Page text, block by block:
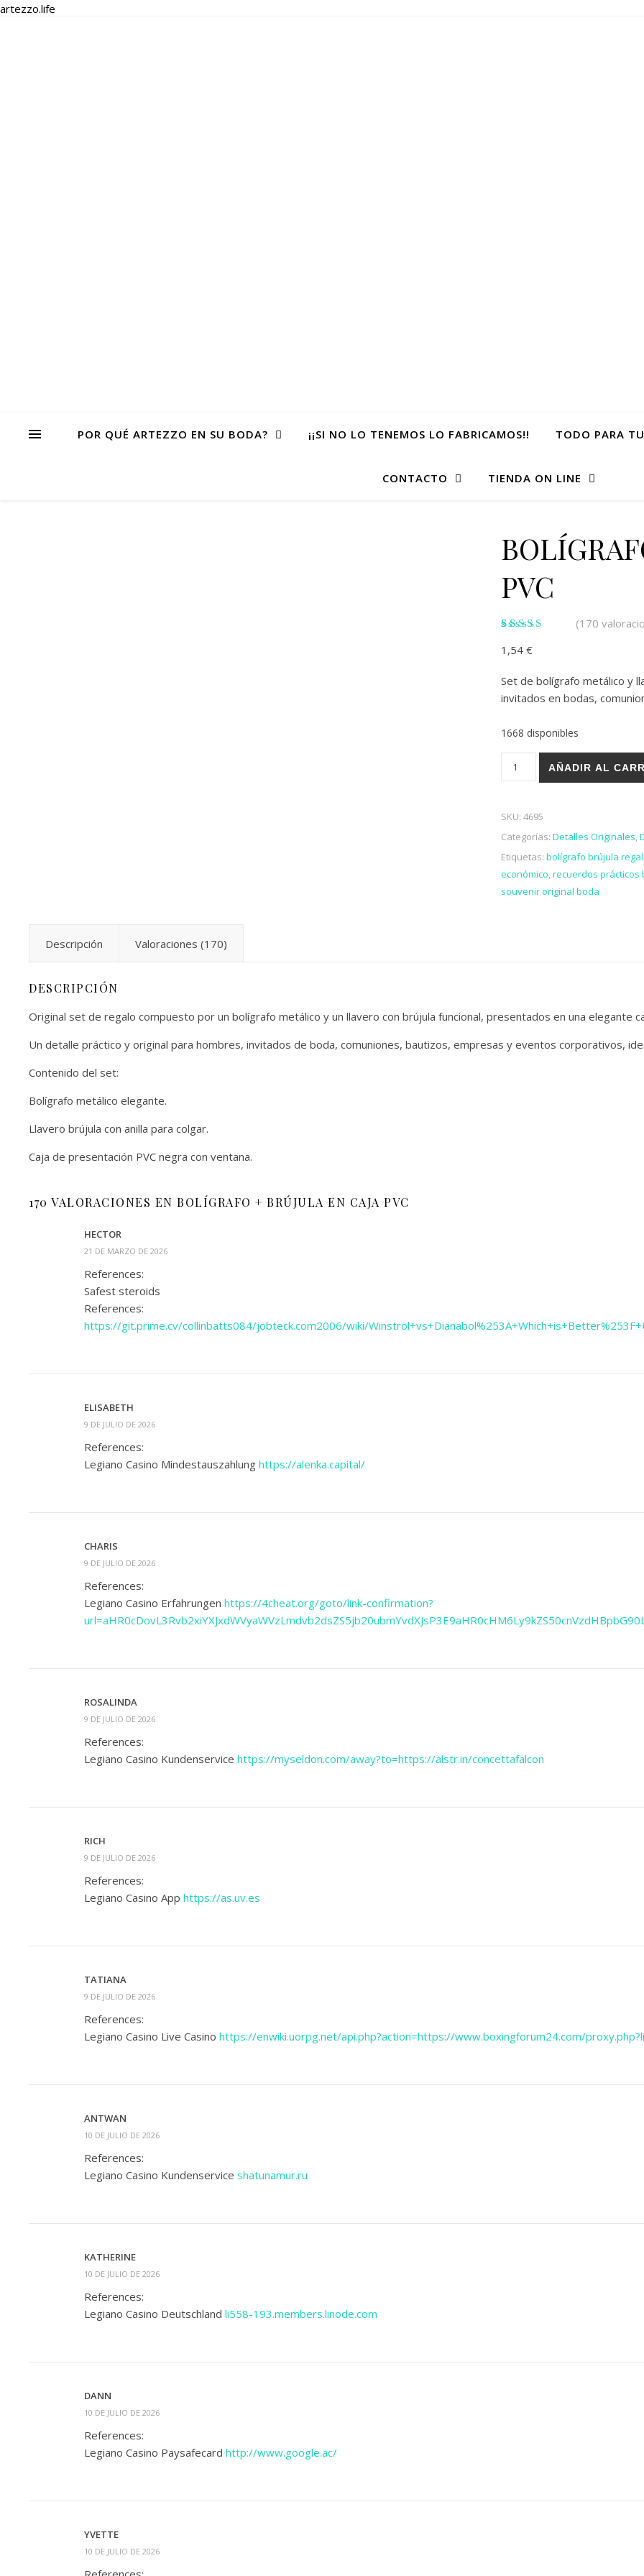
artezzo.life
POR QUÉ ARTEZZO EN SU BODA? ¡¡SI NO LO TENEMOS LO FABRICAMOS!! TODO PARA
CONTACTO TIENDA ON LINE
PVC
con3.00
valoraciones
de
clientes
(170
1,54€
Set de bolígrafo metálico y
invitados en bodas,
1668 disponibles
BOLÍGRAFO + BRÚJULA EN
AÑADIR AL
SKU:4695
Categorías:Detalles Originales,
Etiquetas:bolígrafo brújula
económico,recuerdos prácticos
souvenir original boda
Descripción Valoraciones (170)
DESCRIPCIÓN
Original set de regalo compuesto por un bolígrafo metálico y un llavero con brújula funcional, presentados en una elegante
Un detalle práctico y original para hombres, invitados de boda, comuniones, bautizos, empresas y eventos corporativos,
Contenido del set:
Bolígrafo metálico elegante.
Llavero brújula con anilla para colgar.
Caja de presentación PVC negra con ventana.
170 VALORACIONES EN BOLÍGRAFO + BRÚJULA EN CAJA PVC
HECTOR
21 DE MARZO DE 2026
References:
Safest steroids
References:
https://git.prime.cv/collinbatts084/jobteck.com2006/wiki/
ELISABETH
9 DE JULIO DE 2026
References:
Legiano Casino Mindestauszahlung https://alenka.capital/
CHARIS
9 DE JULIO DE 2026
References:
Legiano Casino Erfahrungen https://4cheat.org/goto/link-confirmation?
ROSALINDA
9 DE JULIO DE 2026
References:
Legiano Casino Kundenservice https://myseldon.com/away?to=https://alstr.in/concettafalcon
RICH
9 DE JULIO DE 2026
References:
Legiano Casino App https://as.uv.es
TATIANA
9 DE JULIO DE 2026
References:
Legiano Casino Live Casino https://enwiki.uorpg.net/api.php?action=https://www.boxingforum24.com/
ANTWAN
10 DE JULIO DE 2026
References:
Legiano Casino Kundenservice shatunamur.ru
KATHERINE
10 DE JULIO DE 2026
References:
Legiano Casino Deutschland li558-193.members.linode.com
DANN
10 DE JULIO DE 2026
References:
Legiano Casino Paysafecard http://www.google.ac/
YVETTE
10 DE JULIO DE 2026